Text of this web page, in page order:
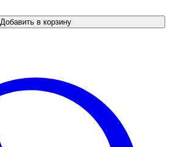
Добавить в корзину